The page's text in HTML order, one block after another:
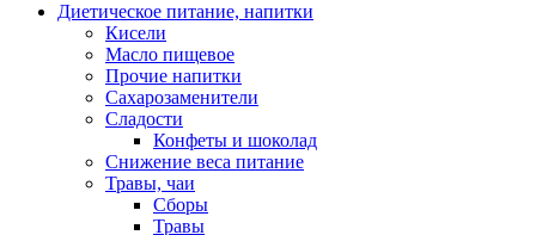
Диетическое питание, напитки
Кисели
Масло пищевое
Прочие напитки
Сахарозаменители
Сладости
Конфеты и шоколад
Снижение веса питание
Травы, чаи
Сборы
Травы